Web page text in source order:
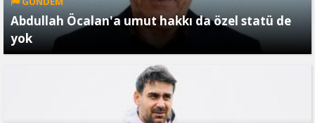
Abdullah Öcalan'a umut hakkı da özel statü de
yok